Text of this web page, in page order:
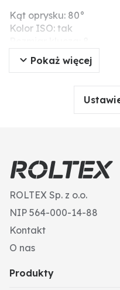
Kąt oprysku: 80°
Kolor ISO: tak
Obudowa - materiał:
Zalecany filtr (liczba
Typ dyszy: Rozpylacz
Pokaż więcej
ROLTEX Sp. z o.o.
NIP 564-000-14-88
Kontakt
O nas
Produkty